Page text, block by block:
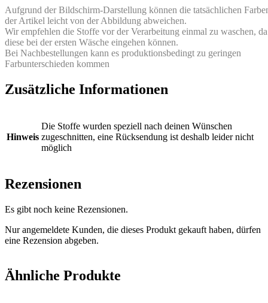
Aufgrund der Bildschirm-Darstellung können die tatsächlichen
der Artikel leicht von der Abbildung abweichen.
Wir empfehlen die Stoffe vor der Verarbeitung einmal zu waschen, da
diese bei der ersten Wäsche eingehen können.
Bei Nachbestellungen kann es produktionsbedingt zu geringen
Farbunterschieden kommen
Zusätzliche Informationen
Hinweis
Die Stoffe wurden speziell nach deinen Wünschen
zugeschnitten, eine Rücksendung ist deshalb leider nicht
möglich
Rezensionen
Es gibt noch keine Rezensionen.
Nur angemeldete Kunden, die dieses Produkt gekauft haben, dürfen
eine Rezension abgeben.
Ähnliche Produkte